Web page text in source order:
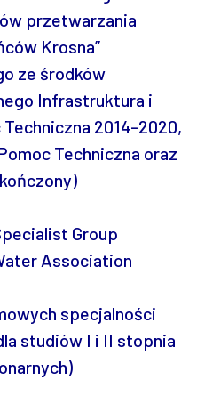
przetwarzania
Krosna”
ze środków
Infrastruktura i
2014-2020,
Techniczna oraz
Group
Association
specjalności
studiów I i II stopnia